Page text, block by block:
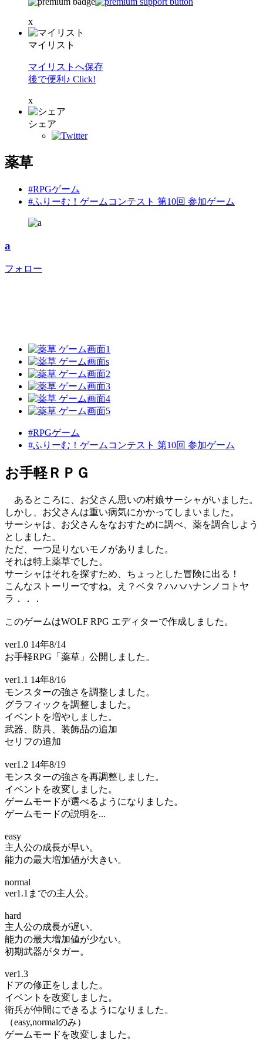
x
マイリスト
マイリストへ保存
後で便利♪ Click!
x
シェア
薬草
#RPGゲーム
#ふりーむ！ゲームコンテスト 第10回 参加ゲーム
a
フォロー
#RPGゲーム
#ふりーむ！ゲームコンテスト 第10回 参加ゲーム
お手軽ＲＰＧ
あるところに、お父さん思いの村娘サーシャがいました。
しかし、お父さんは重い病気にかかってしまいました。
サーシャは、お父さんをなおすために調べ、薬を調合しよう
としました。
ただ、一つ足りないモノがありました。
それは特上薬草でした。
サーシャはそれを探すため、ちょっとした冒険に出る！
こんなストーリーですね。え？ベタ？ハハハナンノコトヤ
ラ．．．
このゲームはWOLF RPG エディターで作成しました。
ver1.0 14年8/14
お手軽RPG「薬草」公開しました。
ver1.1 14年8/16
モンスターの強さを調整しました。
グラフィックを調整しました。
イベントを増やしました。
武器、防具、装飾品の追加
セリフの追加
ver1.2 14年8/19
モンスターの強さを再調整しました。
イベントを改変しました。
ゲームモードが選べるようになりました。
ゲームモードの説明を...
easy
主人公の成長が早い。
能力の最大増加値が大きい。
normal
ver1.1までの主人公。
hard
主人公の成長が遅い。
能力の最大増加値が少ない。
初期武器がタガー。
ver1.3
ドアの修正をしました。
イベントを改変しました。
衛兵が仲間にできるようになりました。
（easy,normalのみ）
ゲームモードを改変しました。